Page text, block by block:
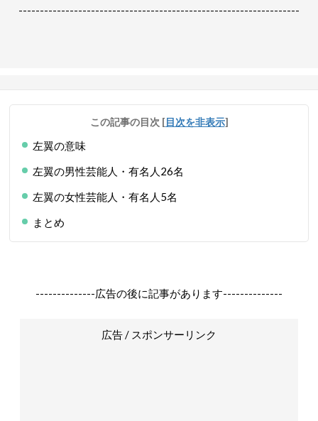
------------------------------------------------------------------
この記事の目次 [目次を非表示]
左翼の意味
左翼の男性芸能人・有名人26名
左翼の女性芸能人・有名人5名
まとめ
--------------広告の後に記事があります--------------
広告 / スポンサーリンク